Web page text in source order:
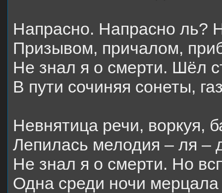
Напрасно. Напрасно ль?
Призывом, причалом,
Не знал я о смерти. Шёл
В пути сочиняя сонеты,
Невнятица речи, воркуя,
Лепилась мелодия – ля –
Не знал я о смерти. Но
Одна среди ночи